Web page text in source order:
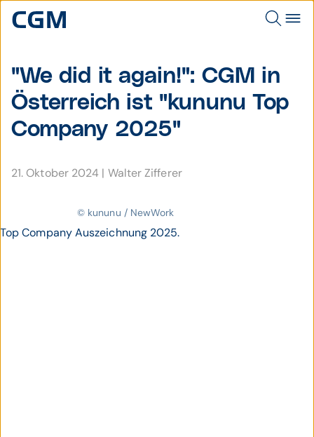
"We did it again!": CGM in
Öster­reich ist "kununu Top
Company 2025"
21. Oktober 2024 | Walter Zifferer
© kununu / NewWork
Top Company Auszeichnung 2025.